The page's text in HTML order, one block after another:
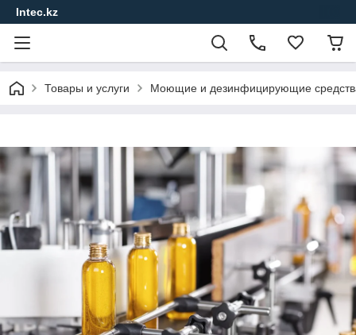
Intec.kz
Товары и услуги Моющие и дезинфицирующие